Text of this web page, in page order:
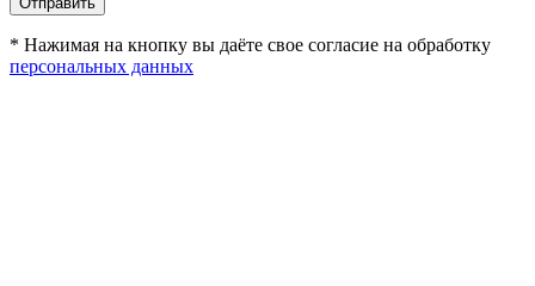
* Нажимая на кнопку вы даёте свое согласие на обработку
персональных данных